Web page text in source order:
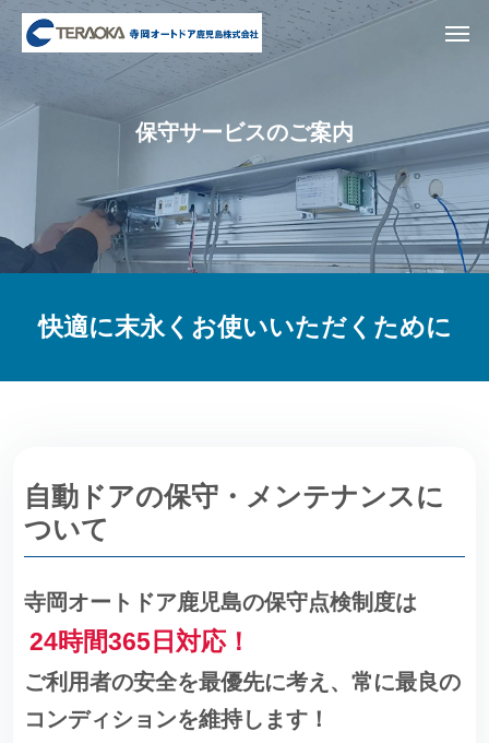
保守サービスのご案内
快適に末永く お使いいただくために
自動ドアの保守・メンテナンスに
ついて
寺岡オートドア鹿児島の保守点検制度は
24時間365日対応！
ご利用者の安全を最優先に考え、常に最良の
コンディションを維持します！